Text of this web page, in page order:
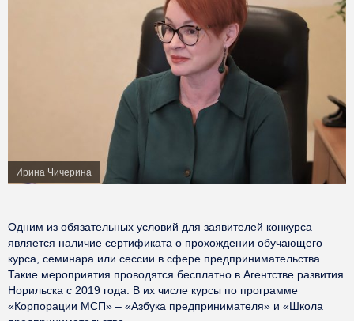
Ирина Чичерина
Одним из обязательных условий для заявителей конкурса
является наличие сертификата о прохождении обучающего
курса, семинара или сессии в сфере предпринимательства.
Такие мероприятия проводятся бесплатно в Агентстве развития
Норильска с 2019 года. В их числе курсы по программе
«Корпорации МСП» – «Азбука предпринимателя» и «Школа